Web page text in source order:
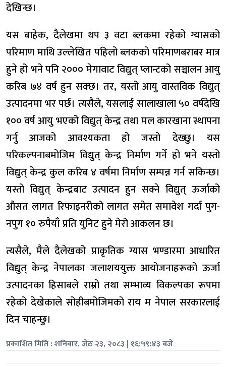
देखिन्छ।
यस बाहेक, दैलेखमा थप ३ वटा ब्लकमा रहेको ग्यासको
परिमाण माथि उल्लेखित पहिलो ब्लकको परिमाणबराबर मात्र
हुने हो भने पनि २००० मेगावाट विद्युत् प्लान्टको सञ्चालन आयु
करिब ७४ वर्ष हुन सक्छ। तर, यस्तो आयु वास्तविक विद्युत्
उत्पादनमा भर पर्छ। त्यसैले, यसलाई सालाखाला ५० वर्षदेखि
१०० वर्ष आयु भएको विद्युत् केन्द्र तथा मल कारखाना स्थापना
गर्नु आजको आवश्यकता हो जस्तो देख्छु। यस
परिकल्पनाबमोजिम विद्युत् केन्द्र निर्माण गर्ने हो भने यस्तो
विद्युत् केन्द्र कुल करिब ४ वर्षमा निर्माण सम्पन्न गर्न सकिन्छ।
यस्तो विद्युत् केन्द्रबाट उत्पादन हुन सक्ने विद्युत् ऊर्जाको
औसत लागत रिफाइनरीको लागत समेत समावेश गर्दा पुग-
नपुग १० रुपैयाँ प्रति युनिट हुने मेरो आकलन छ।
त्यसैले, मैले दैलेखको प्राकृतिक ग्यास भण्डारमा आधारित
विद्युत् केन्द्र नेपालका जलाशययुक्त आयोजनाहरूको ऊर्जा
उत्पादनका हिसाबले राम्रो तथा सम्भाव्य विकल्पका रूपमा
रहेको देखेकाले सोहीबमोजिमको राय म नेपाल सरकारलाई
दिन चाहन्छु।
प्रकाशित मिति : शनिबार, जेठ २३, २०८३ | १६:५९:४३ बजे